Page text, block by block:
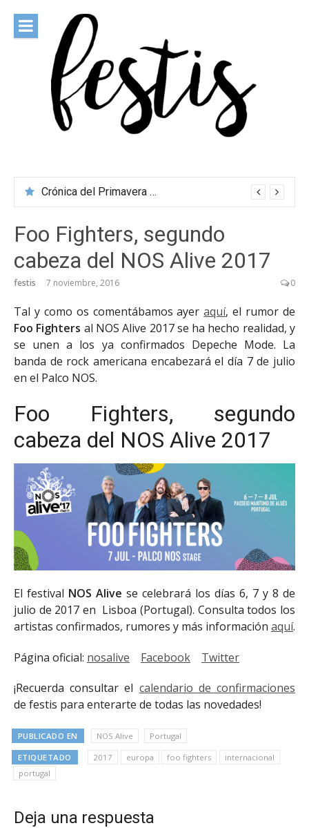
contenido
Crónica del Primavera Sound Porto 2026
Foo Fighters, segundo
cabeza del NOS Alive 2017
festis 7 noviembre, 2016 0
Tal y como os comentábamos ayeraquí, el rumor de
Foo Fighters al NOS Alive 2017 se ha hecho realidad, y
se unen a los ya confirmados Depeche Mode. La
banda de rock americana encabezará el día 7 de julio
en el Palco NOS.
Foo Fighters, segundo
cabeza del NOS Alive 2017
El festival NOS Alive se celebrará los días 6, 7 y 8 de
julio de 2017 en Lisboa (Portugal). Consulta todos los
artistas confirmados, rumores y más información aquí.
Página oficial: nosalive Facebook Twitter
¡Recuerda consultar el calendario de confirmaciones
de festis para enterarte de todas las novedades!
PUBLICADO EN NOS Alive Portugal
ETIQUETADO 2017 europa foo fighters
internacional
portugal
Deja una respuesta